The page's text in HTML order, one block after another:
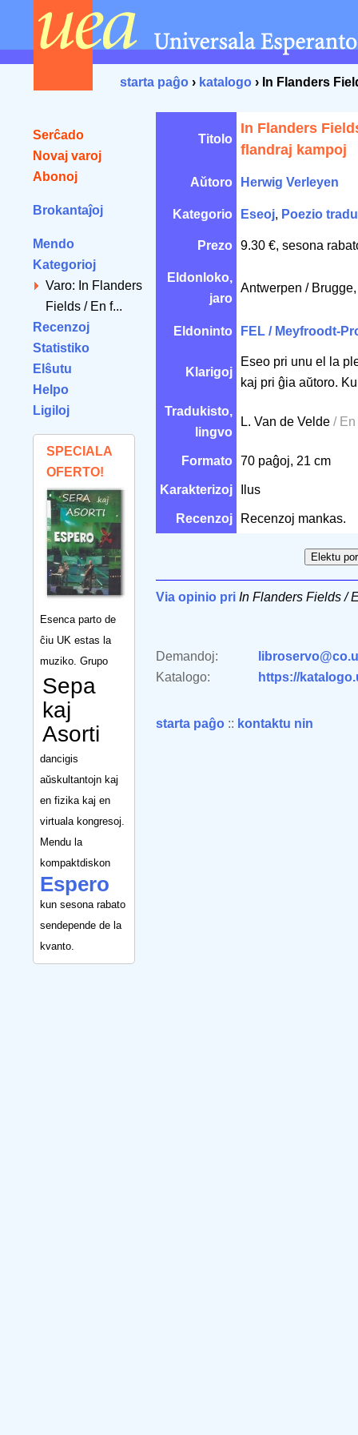
starta paĝo › katalogo › In Flanders
Serĉado
Novaj varoj
Abonoj
Brokantaĵoj
Mendo
Kategorioj
Varo: In Flanders
Fields / En f...
Recenzoj
Statistiko
Elŝutu
Helpo
Ligiloj
SPECIALA
OFERTO!
Esenca parto de
ĉiu UK estas la
muziko. Grupo
Sepa
kaj
Asorti
dancigis
aŭskultantojn kaj
en fizika kaj en
virtuala kongresoj.
Mendu la
kompaktdiskon
Espero
kun sesona rabato
sendepende de la
kvanto.
Titolo
In Flanders
flandraj kampoj
Aŭtoro Herwig Verleyen
Kategorio Eseoj, Poezio
Prezo 9.30 €, sesona
Eldonloko,
jaro
Antwerpen /
Eldoninto FEL / Meyfroodt-
Klarigoj
Eseo pri unu el la
kaj pri ĝia aŭtoro.
Tradukisto,
lingvo
L. Van de Velde /
Formato 70 paĝoj, 21 cm
Karakterizoj Ilus
Recenzoj Recenzoj mankas.
Via opinio pri In Flanders Fields /
Demandoj:
Katalogo:
https://
starta paĝo :: kontaktu nin